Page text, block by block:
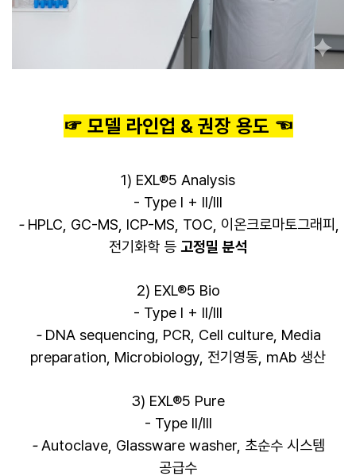
☞ 모델 라인업 & 권장 용도 ☜
1) EXL®5 Analysis
- Type I + II/III
- HPLC, GC-MS, ICP-MS, TOC, 이온크로마토그래피,
전기화학 등 고정밀 분석
2) EXL®5 Bio
- Type I + II/III
- DNA sequencing, PCR, Cell culture, Media
preparation, Microbiology, 전기영동, mAb 생산
3) EXL®5 Pure
- Type II/III
-Autoclave, Glassware washer, 초순수 시스템
공급수